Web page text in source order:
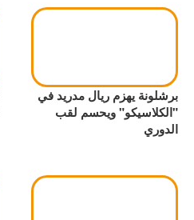
برشلونة يهزم ريال مدريد في
"الكلاسيكو" ويحسم لقب
الدوري